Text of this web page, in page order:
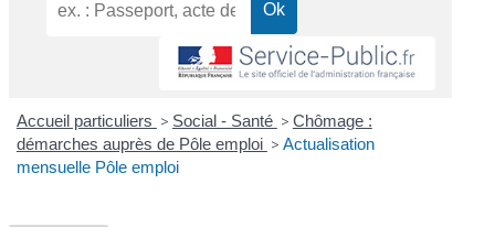
Accueil particuliers > Social - Santé > Chômage :
démarches auprès de Pôle emploi > Actualisation
mensuelle Pôle emploi